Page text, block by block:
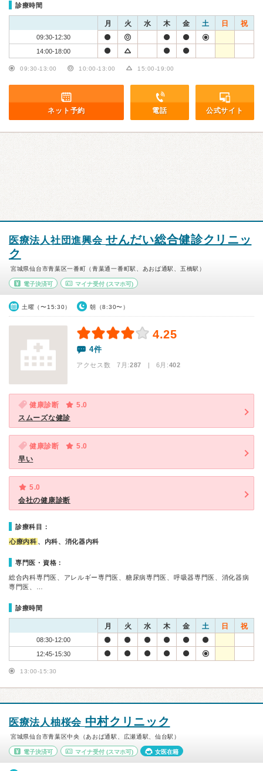
診療時間
月 火 水 木 金 土 日 祝
09:30-12:30
14:00-18:00
09:30-13:00 10:00-13:00 15:00-19:00
ネット予約 電話 公式サイト
医療法人社団進興会 せんだい総合健診クリニッ
ク
宮城県仙台市青葉区一番町（青葉通一番町駅、あおば通駅、五橋駅）
電子決済可 マイナ受付(スマホ可)
土曜（〜15:30） 朝（8:30〜）
4.25
4件
アクセス数 7月:287 | 6月:402
健康診断
5.0
スムーズな健診
健康診断
5.0
早い
5.0
会社の健康診断
診療科目：
心療内科 、内科、消化器内科
専門医・資格：
総合内科専門医、アレルギー専門医、糖尿病専門医、呼吸器専門医、消化器病
専門医、…
診療時間
月 火 水 木 金 土 日 祝
08:30-12:00
12:45-15:30
13:00-15:30
医療法人柚桜会 中村クリニック
宮城県仙台市青葉区中央（あおば通駅、広瀬通駅、仙台駅）
電子決済可 マイナ受付(スマホ可) 女医在籍